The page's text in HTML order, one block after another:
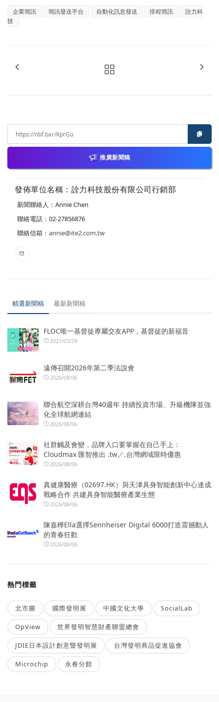
企業簡訊 簡訊發送平台 自動化訊息發送 排程簡訊
詮力科
技
推廣新聞稿
發佈單位名稱：詮力科技股份有限公司行銷部
新聞聯絡人：Annie Chen
聯絡電話：02-27856876
聯絡信箱： annie@ite2.com.tw
精選新聞稿 最新新聞稿
FLOC唯一基督徒專屬交友APP，基督徒的新福音
2021/03/29
遠傳召開2026年第二季法說會
2026/08/06
聯合航空深耕台灣40週年 持續投資市場、升級機隊並強
化全球航網連結
2026/08/06
社群觸及會變，品牌入口要掌握在自己手上：
Cloudmax 匯智推出 .tw／.台灣網域限時優惠
2026/08/06
真健康醫療（02697.HK）與天津具身智能創新中心達成
戰略合作 共建具身智能醫療產業生態
2026/08/06
陳嘉樺Ella選擇Sennheiser Digital 6000打造震撼動人
的青春狂歡
2026/08/06
熱門標籤
北市圖 國際發明展 中國文化大學 SocialLab
OpView 世界發明智慧財產聯盟總會
JDIE日本設計創意暨發明展 台灣發明商品促進協會
Microchip 永春分館